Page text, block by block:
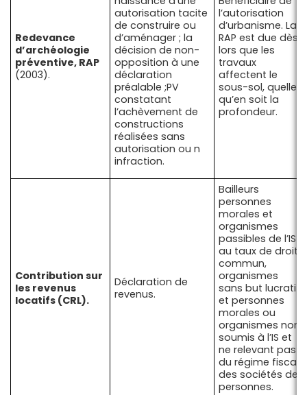
Redevance
d’archéologie
préventive, RAP
(2003).
autorisation tacite
de construire ou
d’aménager ; la
décision de non-
opposition à une
déclaration
préalable ;PV
constatant
l’achèvement de
constructions
réalisées sans
autorisation ou n
infraction.
l’autorisation
d’urbanisme. La
RAP est due dès
lors que les
travaux
affectent le
sous-sol, quelle
qu’en soit la
profondeur.
Contribution sur
les revenus
locatifs (CRL).
Déclaration de
revenus.
Bailleurs
personnes
morales et
organismes
passibles de l’IS
au taux de droit
commun,
organismes
sans but lucratif
et personnes
morales ou
organismes non
soumis à l’IS et
ne relevant pas
du régime fiscal
des sociétés de
personnes.